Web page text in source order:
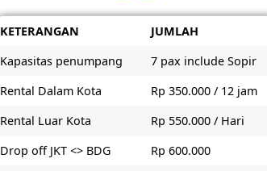
KETERANGAN
JUMLAH
Kapasitas penumpang
7 pax include Sopir
Rental Dalam Kota
Rp 350.000 / 12 jam
Rental Luar Kota
Rp 550.000 / Hari
Drop off JKT <> BDG
Rp 600.000